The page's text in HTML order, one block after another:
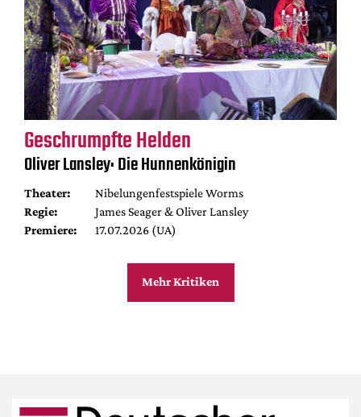
Geschrumpfte Helden
Oliver Lansley: Die Hunnenkönigin
Theater:
Nibelungenfestspiele Worms
Regie:
James Seager & Oliver Lansley
Premiere:
17.07.2026 (UA)
Mehr Kritiken